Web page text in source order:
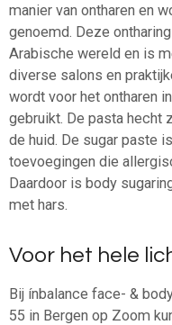
manier van ontharen en
genoemd. Deze
Arabische wereld en is
diverse salons en
wordt voor het ontharen
gebruikt. De pasta hecht
de huid. De sugar paste
toevoegingen die
Daardoor is body
met hars.
Voor het hele
Bij ínbalance face- &
55 in Bergen op Zoom